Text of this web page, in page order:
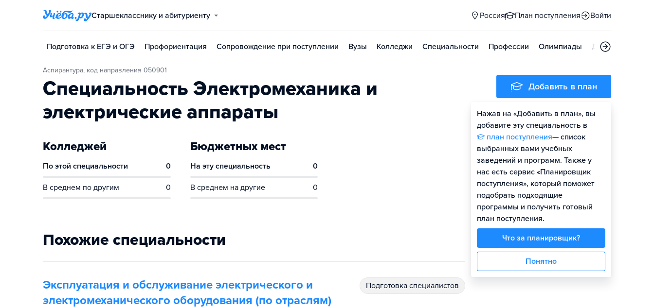
Старшекласснику и абитуриенту Россия План поступления Войти
Подготовка к ЕГЭ и ОГЭ Профориентация Сопровождение при поступлении Вузы Колледжи Специальности Профессии Олимпиады Дни открытых
Аспирантура, код направления 050901
Специальность Электромеханика и
электрические аппараты
Колледжей
По этой специальности 0
В среднем по другим 0
Бюджетных мест
На эту специальность 0
В среднем на другие 0
Похожие специальности
Эксплуатация и обслуживание электрического и
электромеханического оборудования (по отраслям)
подготовка специалистов
Добавить в план
Нажав на «Добавить в план», вы
добавите эту специальность в
план поступления— список
выбранных вами учебных
заведений и программ. Также у
нас есть сервис «Планировщик
поступления», который поможет
подобрать подходящие
программы и получить готовый
план поступления.
Что за планировщик?
Понятно